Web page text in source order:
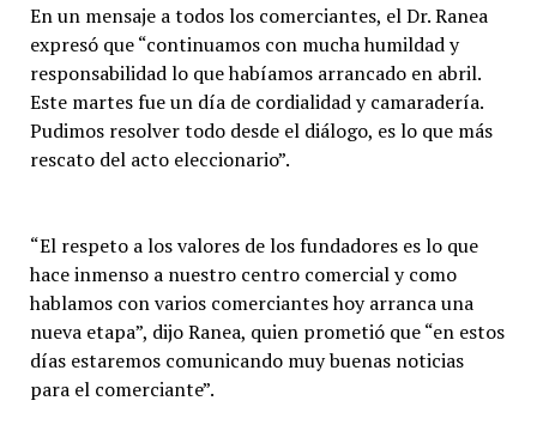
En un mensaje a todos los comerciantes, el Dr. Ranea
expresó que “continuamos con mucha humildad y
responsabilidad lo que habíamos arrancado en abril.
Este martes fue un día de cordialidad y camaradería.
Pudimos resolver todo desde el diálogo, es lo que más
rescato del acto eleccionario”.
“El respeto a los valores de los fundadores es lo que
hace inmenso a nuestro centro comercial y como
hablamos con varios comerciantes hoy arranca una
nueva etapa”, dijo Ranea, quien prometió que “en estos
días estaremos comunicando muy buenas noticias
para el comerciante”.